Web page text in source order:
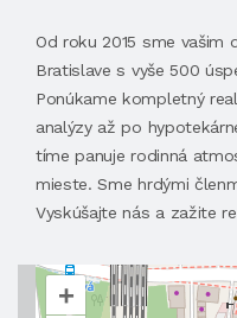
Od roku 2015 sme vašim
Bratislave s vyše 500
Ponúkame kompletný
analýzy až po
tíme panuje rodinná
mieste. Sme hrdými
Vyskúšajte nás a zažite
+